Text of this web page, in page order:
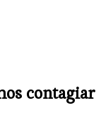
contagiar